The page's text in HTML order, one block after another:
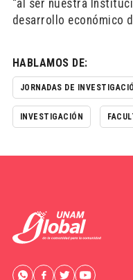
“al ser nuestra
desarrollo económico
HABLAMOS DE:
JORNADAS DE
INVESTIGACIÓN